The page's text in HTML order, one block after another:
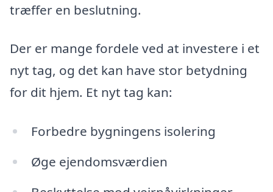
træffer en beslutning.
Der er mange fordele ved at investere i et
nyt tag, og det kan have stor betydning
for dit hjem. Et nyt tag kan:
Forbedre bygningens isolering
Øge ejendomsværdien